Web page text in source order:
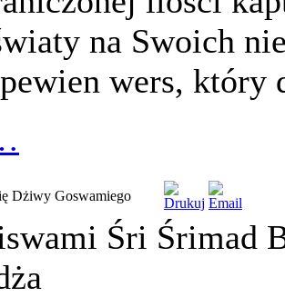
na Swoich
wers, który
Dżiwy Goswamiego
Śri Śrimad